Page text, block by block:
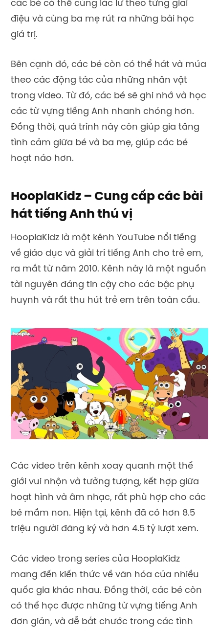
các bé có thể cùng lắc lư theo từng giai
điệu và cùng ba mẹ rút ra những bài học
giá trị.
Bên cạnh đó, các bé còn có thể hát và múa
theo các động tác của những nhân vật
trong video. Từ đó, các bé sẽ ghi nhớ và học
các từ vựng tiếng Anh nhanh chóng hơn.
Đồng thời, quá trình này còn giúp gia tăng
tình cảm giữa bé và ba mẹ, giúp các bé
hoạt náo hơn.
HooplaKidz – Cung cấp các bài
hát tiếng Anh thú vị
HooplaKidz là một kênh YouTube nổi tiếng
về giáo dục và giải trí tiếng Anh cho trẻ em,
ra mắt từ năm 2010. Kênh này là một nguồn
tài nguyên đáng tin cậy cho các bậc phụ
huynh và rất thu hút trẻ em trên toàn cầu.
Các video trên kênh xoay quanh một thế
giới vui nhộn và tưởng tượng, kết hợp giữa
hoạt hình và âm nhạc, rất phù hợp cho các
bé mầm non. Hiện tại, kênh đã có hơn 8.5
triệu người đăng ký và hơn 4.5 tỷ lượt xem.
Các video trong series của HooplaKidz
mang đến kiến thức về văn hóa của nhiều
quốc gia khác nhau. Đồng thời, các bé còn
có thể học được những từ vựng tiếng Anh
đơn giản, và dễ bắt chước trong các tình